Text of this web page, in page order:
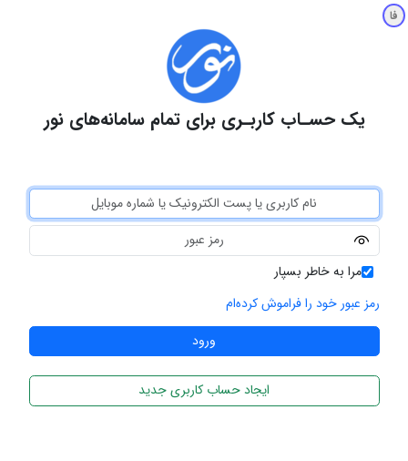
فا
یک حسـاب کاربـری برای تمام سامانه‌های نور
مرا به خاطر بسپار
رمز عبور خود را فراموش کرده‌ام
ایجاد حساب کاربری جدید